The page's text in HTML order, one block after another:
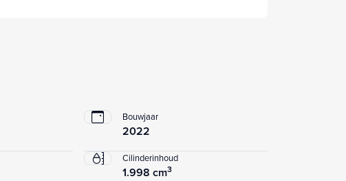
Bouwjaar
2022
Cilinderinhoud
1.998 cm3